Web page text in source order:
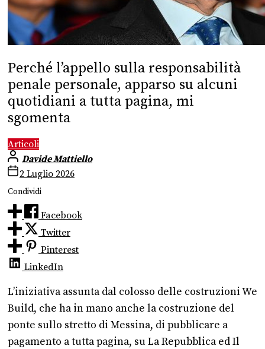
Perché l’appello sulla responsabilità
penale personale, apparso su alcuni
quotidiani a tutta pagina, mi
sgomenta
Articoli
Davide Mattiello
2 Luglio 2026
Condividi
Facebook
Twitter
Pinterest
LinkedIn
L’iniziativa assunta dal colosso delle costruzioni We
Build, che ha in mano anche la costruzione del
ponte sullo stretto di Messina, di pubblicare a
pagamento a tutta pagina, su La Repubblica ed Il